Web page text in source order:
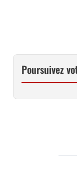
Poursuivez